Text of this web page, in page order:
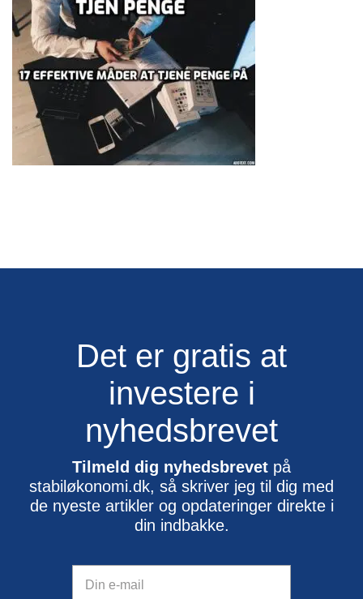
Det er gratis at
investere i
nyhedsbrevet
Tilmeld dig nyhedsbrevet på
stabiløkonomi.dk, så skriver jeg til dig med
de nyeste artikler og opdateringer direkte i
din indbakke.